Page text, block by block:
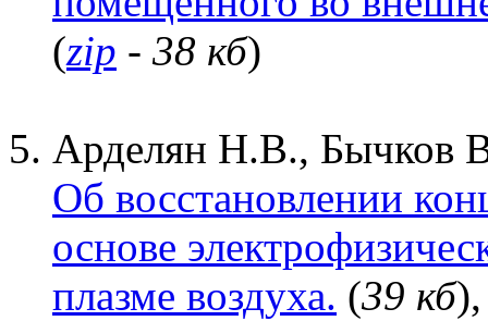
(zip - 38 кб)
Арделян Н.В., Бычков
Об восстановлении
основе
плазме воздуха. (39 кб